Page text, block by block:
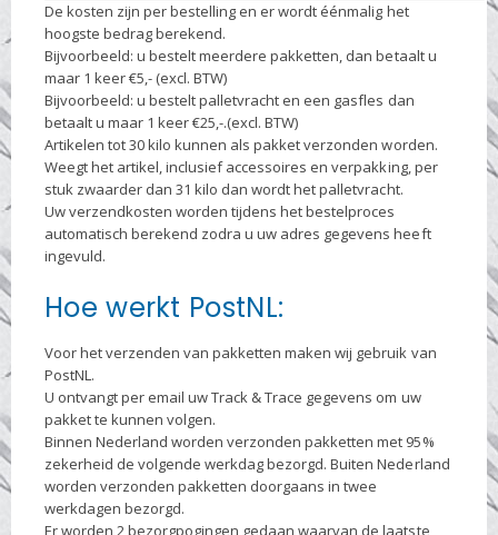
De kosten zijn per bestelling en er wordt éénmalig het
hoogste bedrag berekend.
Bijvoorbeeld: u bestelt meerdere pakketten, dan betaalt u
maar 1 keer €5,- (excl. BTW)
Bijvoorbeeld: u bestelt palletvracht en een gasfles dan
betaalt u maar 1 keer €25,-.(excl. BTW)
Artikelen tot 30 kilo kunnen als pakket verzonden worden.
Weegt het artikel, inclusief accessoires en verpakking, per
stuk zwaarder dan 31 kilo dan wordt het palletvracht.
Uw verzendkosten worden tijdens het bestelproces
automatisch berekend zodra u uw adres gegevens heeft
ingevuld.
Hoe werkt PostNL:
Voor het verzenden van pakketten maken wij gebruik van
PostNL.
U ontvangt per email uw Track & Trace gegevens om uw
pakket te kunnen volgen.
Binnen Nederland worden verzonden pakketten met 95%
zekerheid de volgende werkdag bezorgd. Buiten Nederland
worden verzonden pakketten doorgaans in twee
werkdagen bezorgd.
Er worden 2 bezorgpogingen gedaan waarvan de laatste